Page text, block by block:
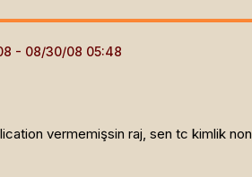
vermemişsin raj, sen tc kimlik